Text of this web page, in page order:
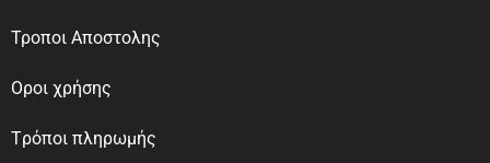
Τροποι Αποστολης
Οροι χρήσης
Tρόποι πληρωμής